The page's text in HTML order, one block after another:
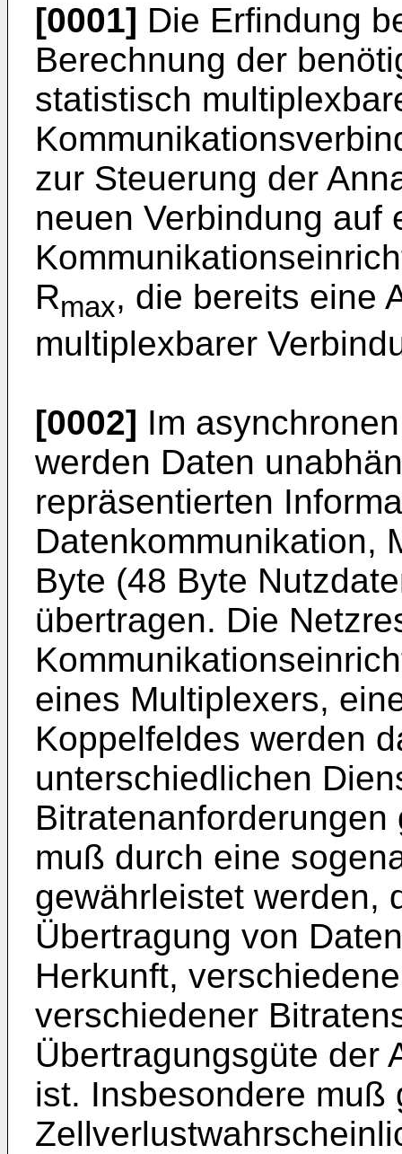
[0001] Die Erfindung
Berechnung der
statistisch
zur Steuerung der
neuen Verbindung auf
Rmax, die bereits eine
multiplexbarer
[0002] Im
werden Daten
repräsentierten
Datenkommunikation,
Byte (48 Byte
übertragen. Die
eines Multiplexers,
Koppelfeldes werden
unterschiedlichen
muß durch eine
gewährleistet werden,
Übertragung von
Herkunft,
verschiedener
Übertragungsgüte der
ist. Insbesondere